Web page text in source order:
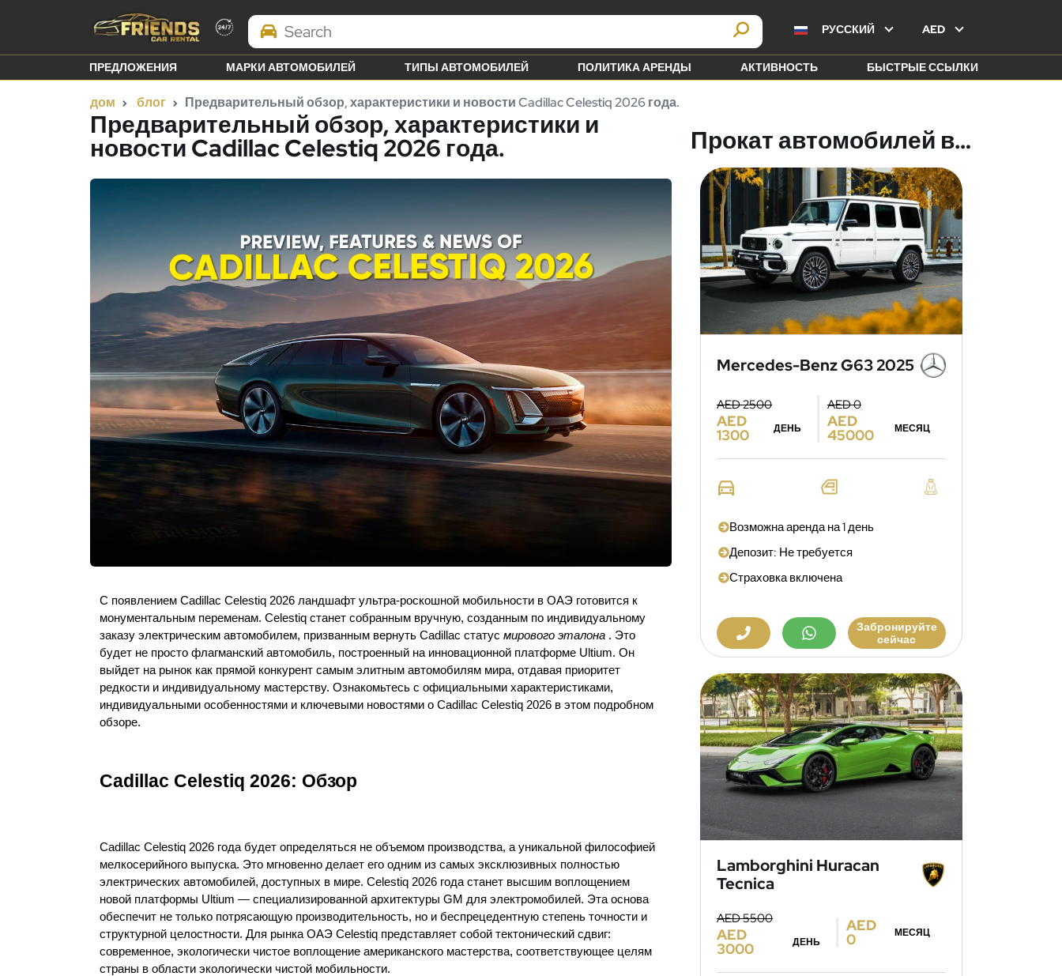
Search Brands РУССКИЙ AED
ПРЕДЛОЖЕНИЯ МАРКИ АВТОМОБИЛЕЙ ТИПЫ АВТОМОБИЛЕЙ ПОЛИТИКА АРЕНДЫ АКТИВНОСТЬ БЫСТРЫЕ ССЫЛКИ
дом блог Предварительный обзор, характеристики и новости Cadillac Celestiq 2026 года.
Предварительный обзор, характеристики и
новости Cadillac Celestiq 2026 года.
С появлением Cadillac Celestiq 2026 ландшафт ультра-роскошной мобильности в ОАЭ готовится к
монументальным переменам. Celestiq станет собранным вручную, созданным по индивидуальному
заказу электрическим автомобилем, призванным вернуть Cadillac статус мирового эталона . Это
будет не просто флагманский автомобиль, построенный на инновационной платформе Ultium. Он
выйдет на рынок как прямой конкурент самым элитным автомобилям мира, отдавая приоритет
редкости и индивидуальному мастерству. Ознакомьтесь с официальными характеристиками,
индивидуальными особенностями и ключевыми новостями о Cadillac Celestiq 2026 в этом подробном
обзоре.
Cadillac Celestiq 2026: Обзор
Cadillac Celestiq 2026 года будет определяться не объемом производства, а уникальной философией
мелкосерийного выпуска. Это мгновенно делает его одним из самых эксклюзивных полностью
электрических автомобилей, доступных в мире. Celestiq 2026 года станет высшим воплощением
новой платформы Ultium — специализированной архитектуры GM для электромобилей. Эта основа
обеспечит не только потрясающую производительность, но и беспрецедентную степень точности и
структурной целостности. Для рынка ОАЭ Celestiq представляет собой тектонический сдвиг:
современное, экологически чистое воплощение американского мастерства, соответствующее целям
страны в области экологически чистой мобильности.
Прокат автомобилей в Дубае
Mercedes-Benz G63 2025
AED 2500
AED
1300 ДЕНЬ
AED 0
AED
45000 МЕСЯЦ
Возможна аренда на 1 день
Депозит: Не требуется
Страховка включена
Забронируйте
сейчас
Lamborghini Huracan
Tecnica
AED 5500
AED
3000 ДЕНЬ
AED
0 МЕСЯЦ